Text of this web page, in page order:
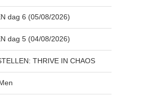
dag 6 (05/08/2026)
dag 5 (04/08/2026)
THRIVE IN CHAOS